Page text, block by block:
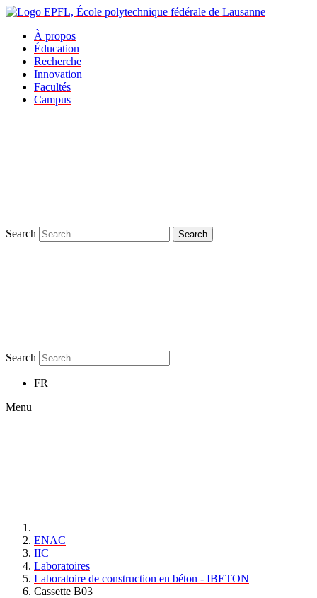
À propos
Éducation
Recherche
Innovation
Facultés
Campus
Search Search
Search
FR
Menu
ENAC
IIC
Laboratoires
Laboratoire de construction en béton - IBETON
Cassette B03